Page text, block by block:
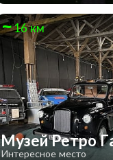
16 км
Музей Ретро
Интересное место